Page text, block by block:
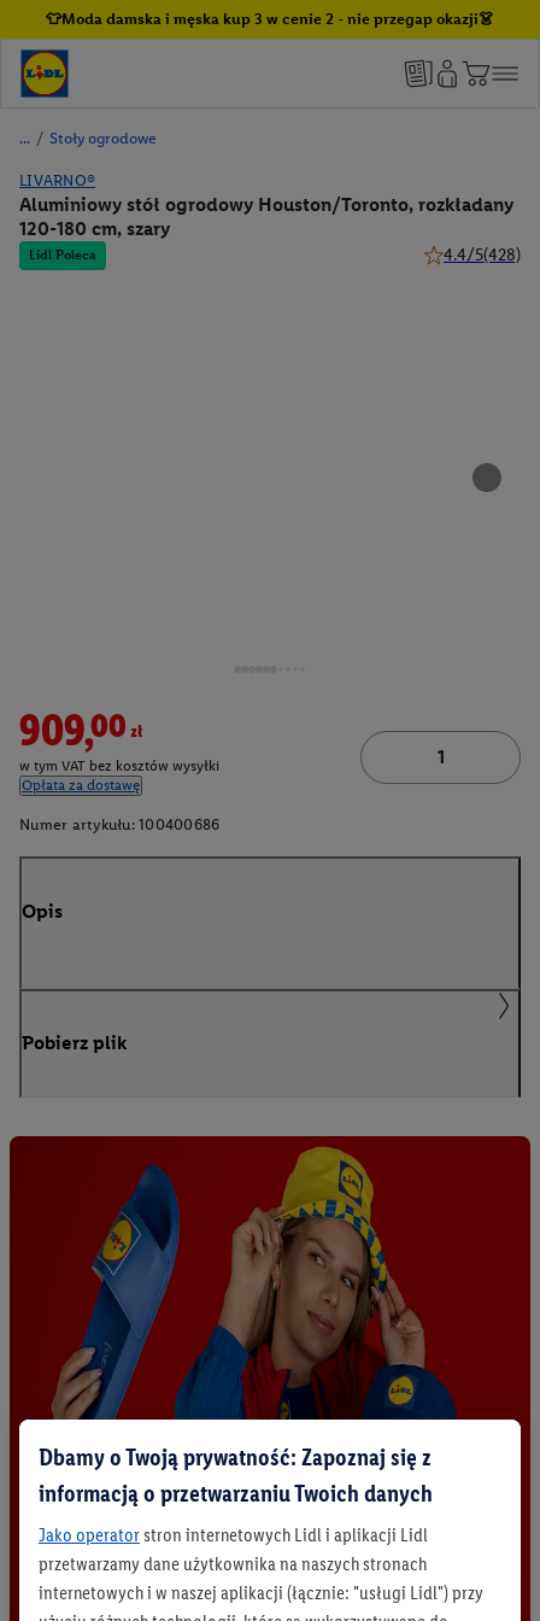
👕Moda damska i męska kup 3 w cenie 2 - nie przegap okazji👗
/ Stoły ogrodowe
LIVARNO®
Aluminiowy stół ogrodowy Houston/Toronto, rozkładany
120-180 cm, szary
Lidl Poleca 4.4/5(428)
909,00zł
w tym VAT bez kosztów wysyłki
Opłata za dostawę
Numer artykułu: 100400686
Opis
Pobierz plik
Dbamy o Twoją prywatność: Zapoznaj się z
informacją o przetwarzaniu Twoich danych
Jako operatorstron internetowych Lidl i aplikacji Lidl
przetwarzamy dane użytkownika na naszych stronach
internetowych i w naszej aplikacji (łącznie: "usługi Lidl") przy